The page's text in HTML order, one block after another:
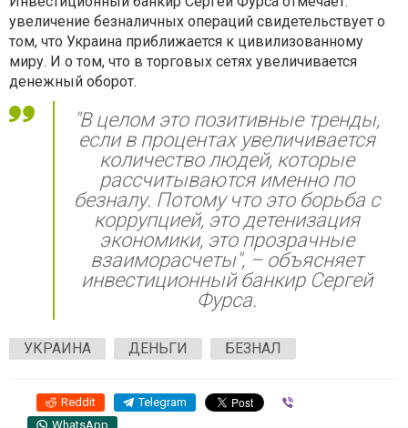
увеличение безналичных операций свидетельствует о
том, что Украина приближается к цивилизованному
миру. И о том, что в торговых сетях увеличивается
денежный оборот.
"В целом это позитивные тренды,
если в процентах увеличивается
количество людей, которые
рассчитываются именно по
безналу. Потому что это борьба с
коррупцией, это детенизация
экономики, это прозрачные
взаиморасчеты", – объясняет
инвестиционный банкир Сергей
Фурса.
УКРАИНА ДЕНЬГИ БЕЗНАЛ
Reddit Telegram
WhatsApp